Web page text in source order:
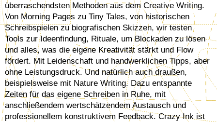
überraschendsten Methoden aus dem Creative Writing.
Von Morning Pages zu Tiny Tales, von historischen
Schreibspielen zu biografischen Skizzen, wir testen
Tools zur Ideenfindung, Rituale, um Blockaden zu lösen
und alles, was die eigene Kreativität stärkt und Flow
fördert. Mit Leidenschaft und handwerklichen Tipps, aber
ohne Leistungsdruck. Und natürlich auch draußen,
beispielsweise mit Nature Writing. Dazu entspannte
Zeiten für das eigene Schreiben in Ruhe, mit
anschließendem wertschätzendem Austausch und
professionellem konstruktivem Feedback. Crazy Ink ist